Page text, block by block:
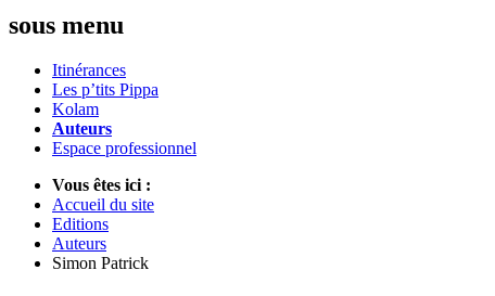
sous menu
Itinérances
Les p’tits Pippa
Kolam
Auteurs
Espace professionnel
Vous êtes ici :
Accueil du site
Editions
Auteurs
Simon Patrick